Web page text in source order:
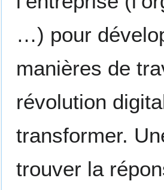
…) pour
manières de
révolution
transformer.
trouver la